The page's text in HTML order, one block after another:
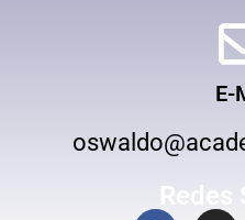
E-
Redes